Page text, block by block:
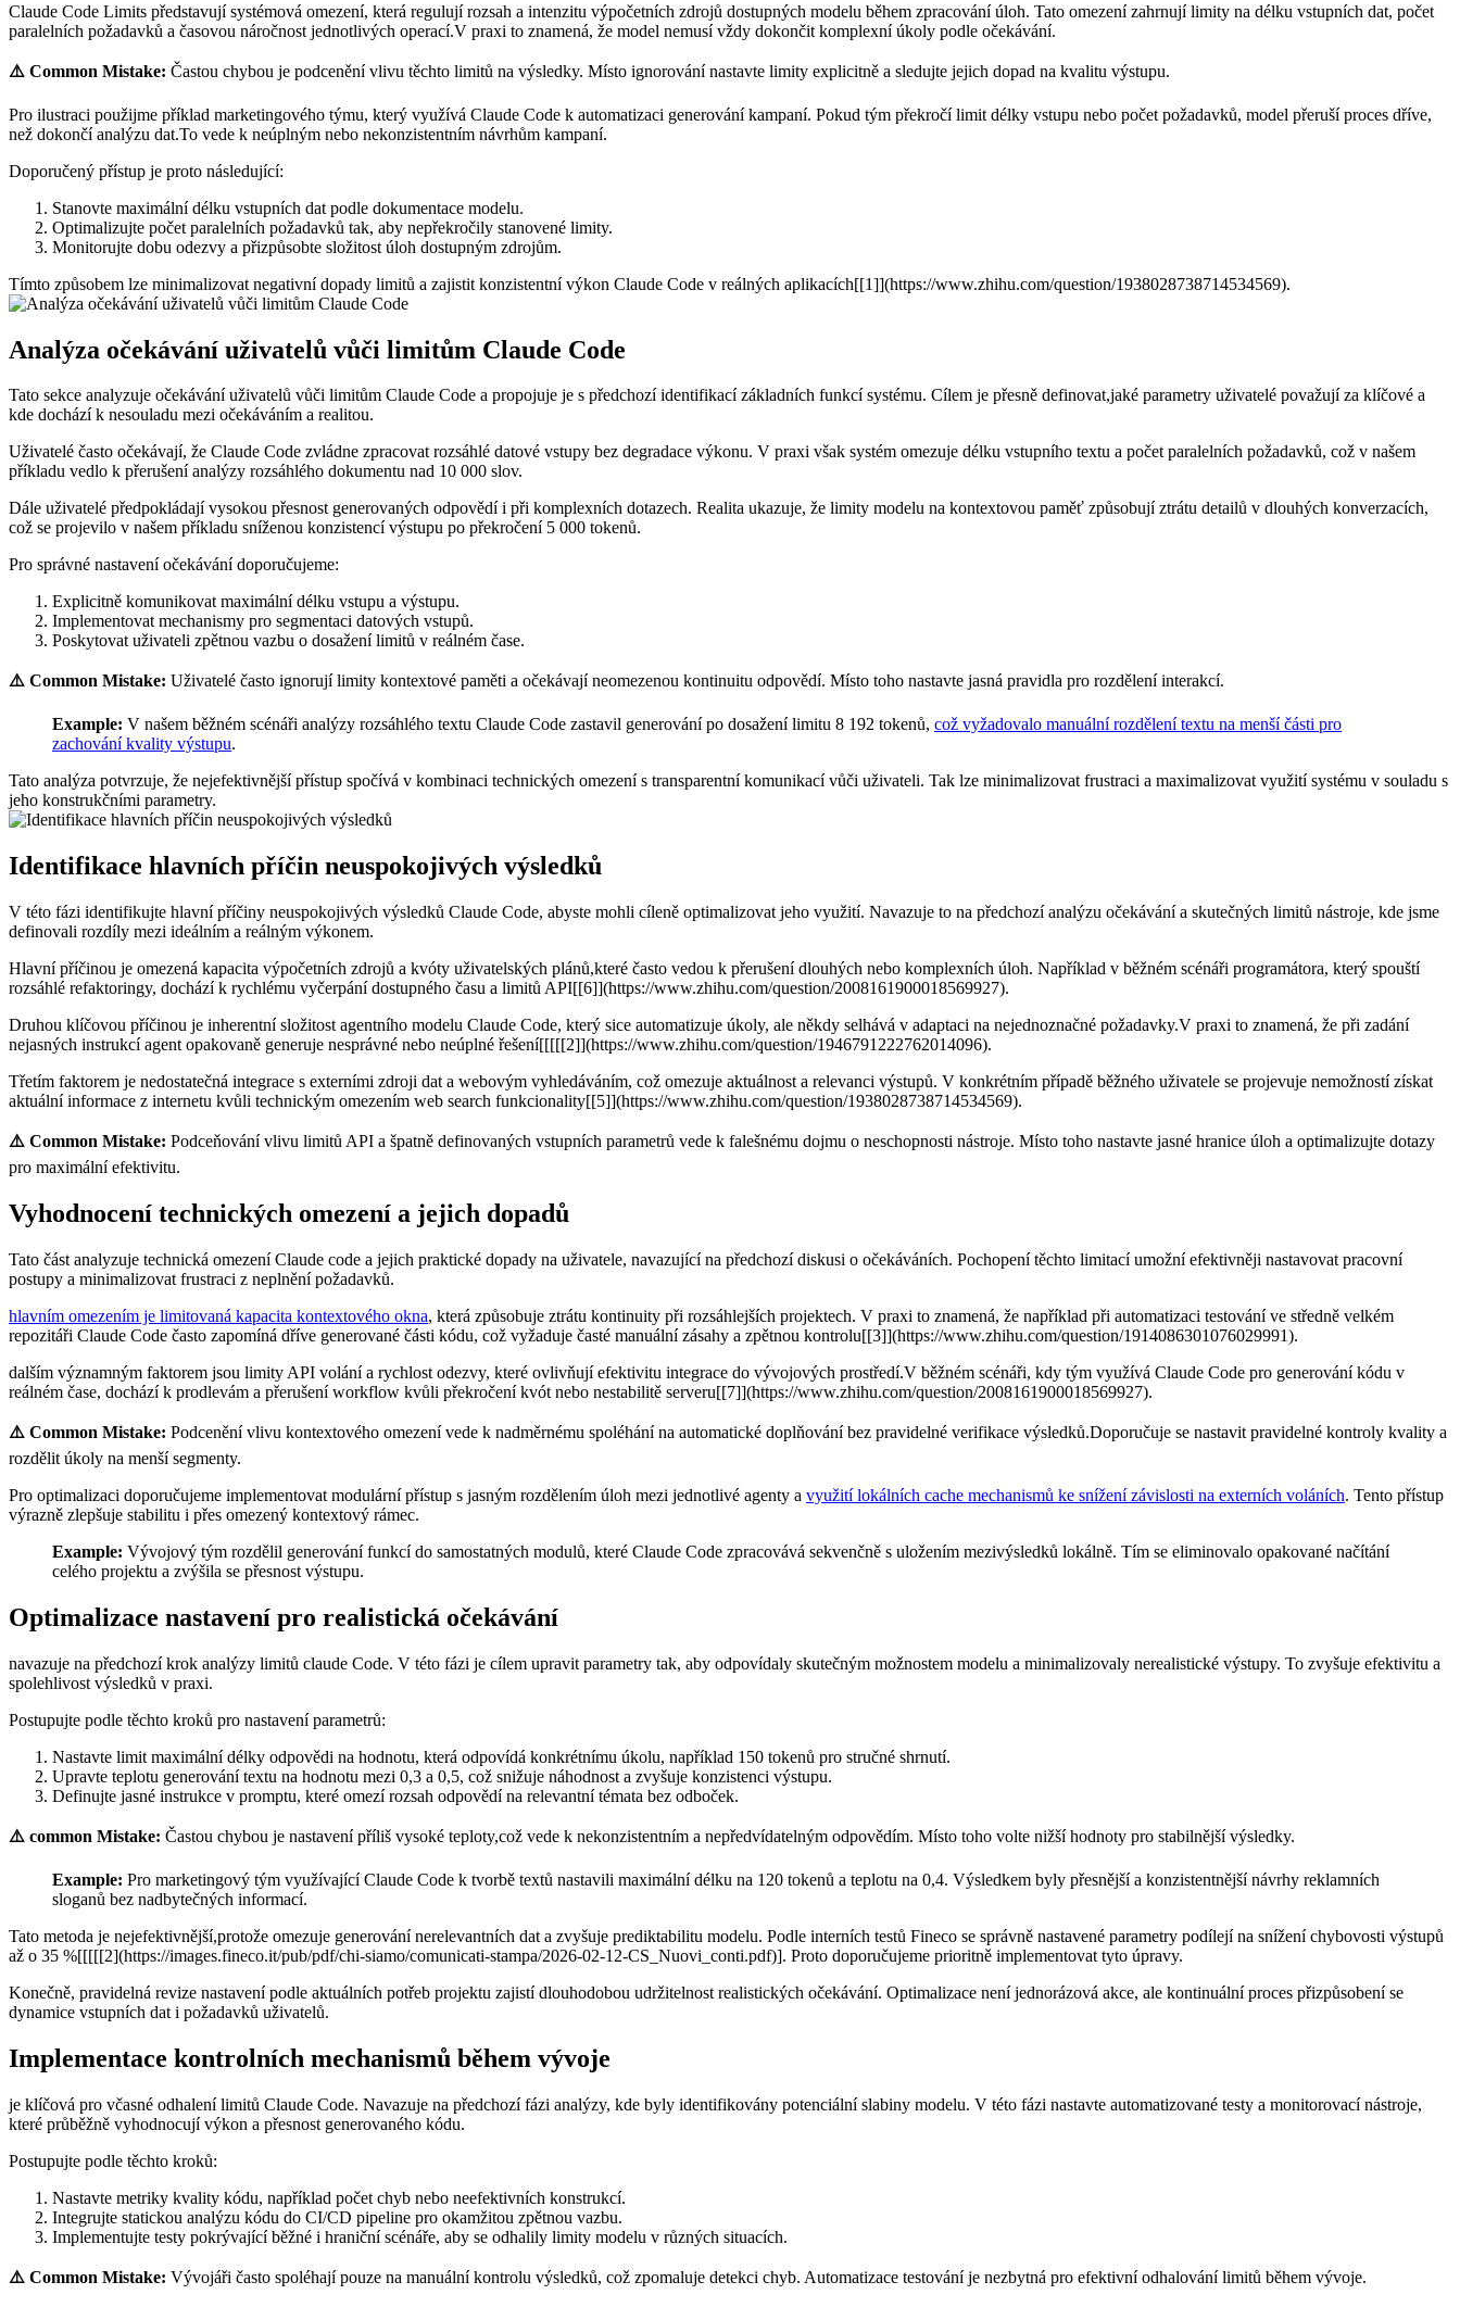
Claude Code Limits představují systémová omezení, která regulují rozsah a intenzitu výpočetních zdrojů dostupných modelu během zpracování úloh. Tato omezení zahrnují limity na délku vstupních dat, počet
paralelních⁢ požadavků a časovou náročnost jednotlivých operací.V praxi to znamená, že model nemusí vždy dokončit komplexní úkoly podle očekávání.
⚠️ Common Mistake: Častou chybou je podcenění vlivu těchto limitů na výsledky. Místo ignorování nastavte limity explicitně a sledujte jejich dopad na kvalitu výstupu.
Pro ilustraci použijme ⁢příklad marketingového týmu, který využívá Claude Code k automatizaci generování kampaní. Pokud tým překročí limit délky vstupu nebo počet požadavků, model přeruší proces dříve,
⁣než dokončí analýzu dat.To vede k neúplným nebo nekonzistentním návrhům kampaní.
Doporučený přístup je proto následující:
Stanovte maximální délku vstupních dat podle dokumentace modelu.
Optimalizujte počet paralelních požadavků tak, aby nepřekročily stanovené limity.
Monitorujte dobu odezvy a přizpůsobte složitost úloh dostupným zdrojům.
Tímto způsobem lze minimalizovat negativní dopady limitů a zajistit konzistentní výkon Claude Code v reálných aplikacích[[1]](https://www.zhihu.com/question/1938028738714534569).
Analýza očekávání uživatelů vůči limitům Claude⁣ Code
Tato sekce analyzuje očekávání uživatelů vůči limitům Claude Code a propojuje je s předchozí identifikací základních funkcí systému. Cílem je⁤ přesně definovat,jaké parametry uživatelé považují za klíčové a
kde dochází k nesouladu mezi očekáváním a realitou.
Uživatelé často očekávají, že Claude Code zvládne zpracovat rozsáhlé datové vstupy bez degradace výkonu. V praxi však systém omezuje délku vstupního textu a počet⁤ paralelních požadavků, což v našem
příkladu vedlo k přerušení analýzy rozsáhlého dokumentu nad 10 000 slov.
Dále ⁤uživatelé ⁣předpokládají vysokou přesnost generovaných odpovědí i při ⁤komplexních dotazech. Realita ukazuje, že limity modelu na kontextovou paměť způsobují ztrátu detailů v dlouhých konverzacích,
což se projevilo v našem příkladu sníženou konzistencí výstupu po překročení 5 000 tokenů.
Pro správné nastavení očekávání ⁣doporučujeme:
Explicitně komunikovat maximální délku vstupu a výstupu.
Implementovat mechanismy pro segmentaci datových vstupů.
Poskytovat uživateli⁤ zpětnou vazbu o dosažení limitů v reálném čase.
⚠️ Common Mistake: Uživatelé často ignorují limity kontextové paměti a očekávají neomezenou kontinuitu odpovědí. Místo toho nastavte jasná pravidla pro rozdělení interakcí.
Example: V našem běžném scénáři analýzy rozsáhlého textu Claude Code zastavil generování po⁤ dosažení limitu 8 192 tokenů, což vyžadovalo manuální rozdělení textu na menší části pro
zachování kvality výstupu.
Tato analýza potvrzuje, že nejefektivnější přístup spočívá⁤ v kombinaci technických omezení s transparentní komunikací vůči uživateli. Tak lze minimalizovat frustraci a maximalizovat využití systému v souladu s
jeho konstrukčními parametry.
Identifikace hlavních příčin neuspokojivých výsledků
V této⁢ fázi identifikujte hlavní příčiny neuspokojivých výsledků Claude Code, abyste mohli cíleně optimalizovat jeho využití. Navazuje to na předchozí analýzu ⁣očekávání a skutečných limitů nástroje, kde jsme
definovali rozdíly mezi ideálním a reálným výkonem.
Hlavní příčinou je omezená kapacita výpočetních zdrojů a kvóty uživatelských plánů,které často vedou k přerušení dlouhých nebo komplexních⁢ úloh. Například v běžném scénáři programátora, který spouští
rozsáhlé refaktoringy, dochází k rychlému vyčerpání dostupného času ⁣a limitů API[[6]](https://www.zhihu.com/question/2008161900018569927).
Druhou klíčovou příčinou je inherentní složitost agentního modelu Claude Code, který ⁣sice automatizuje úkoly, ale někdy selhává v adaptaci na nejednoznačné požadavky.V praxi to znamená, že při zadání
nejasných instrukcí agent opakovaně generuje nesprávné nebo neúplné řešení[[[[[2]](https://www.zhihu.com/question/1946791222762014096).
Třetím faktorem je nedostatečná integrace s externími zdroji dat a webovým ⁤vyhledáváním, což omezuje aktuálnost a relevanci výstupů. V konkrétním případě běžného uživatele se projevuje nemožností získat
aktuální informace z internetu kvůli⁢ technickým omezením web⁤ search funkcionality[[5]](https://www.zhihu.com/question/1938028738714534569).
⚠️ Common Mistake: Podceňování vlivu limitů API a špatně definovaných ⁢vstupních parametrů vede k falešnému dojmu o neschopnosti nástroje. Místo toho nastavte jasné hranice úloh a optimalizujte dotazy
pro maximální efektivitu.
Vyhodnocení technických omezení a jejich dopadů
Tato část analyzuje technická omezení Claude code a jejich praktické dopady na uživatele, navazující na předchozí diskusi o očekáváních. Pochopení těchto limitací umožní efektivněji nastavovat pracovní
postupy a minimalizovat frustraci z neplnění požadavků.
hlavním omezením je limitovaná kapacita kontextového okna, která způsobuje ztrátu kontinuity při rozsáhlejších projektech. V praxi to znamená, že například při automatizaci testování ve středně velkém
repozitáři Claude Code často zapomíná dříve generované části kódu, což ⁤vyžaduje časté manuální zásahy a zpětnou kontrolu[[3]](https://www.zhihu.com/question/1914086301076029991).
dalším významným faktorem jsou limity API volání a rychlost odezvy, které ovlivňují efektivitu integrace ⁢do vývojových prostředí.V běžném scénáři, kdy tým využívá Claude Code pro generování kódu v
reálném čase, dochází k prodlevám a přerušení workflow kvůli překročení kvót nebo nestabilitě serveru[[7]](https://www.zhihu.com/question/2008161900018569927).
⚠️ Common Mistake: Podcenění vlivu kontextového omezení vede k nadměrnému spoléhání na automatické doplňování bez pravidelné verifikace výsledků.Doporučuje se nastavit ⁤pravidelné kontroly kvality⁣ a
rozdělit úkoly na menší segmenty.
Pro optimalizaci doporučujeme implementovat modulární přístup s jasným rozdělením úloh mezi jednotlivé agenty a využití lokálních cache mechanismů ke snížení závislosti na externích voláních. Tento přístup
výrazně zlepšuje stabilitu i přes omezený kontextový rámec.
Example: Vývojový tým rozdělil generování funkcí do samostatných modulů, které Claude Code zpracovává sekvenčně ⁢s uložením ⁣mezivýsledků lokálně. Tím se eliminovalo⁢ opakované načítání
celého projektu a zvýšila se přesnost výstupu.
Optimalizace nastavení pro realistická očekávání
navazuje na předchozí krok analýzy limitů claude Code. V této fázi je cílem upravit parametry ⁣tak, aby odpovídaly skutečným možnostem modelu a minimalizovaly nerealistické výstupy. ⁣To zvyšuje efektivitu a
spolehlivost výsledků v praxi.
Postupujte podle těchto kroků pro nastavení parametrů:
Nastavte limit maximální délky odpovědi na hodnotu,⁢ která odpovídá konkrétnímu úkolu, například ⁤150 tokenů pro stručné shrnutí.
Upravte teplotu generování textu na hodnotu mezi 0,3 a 0,5, což snižuje náhodnost a zvyšuje ⁤konzistenci výstupu.
Definujte ⁤jasné instrukce v promptu, které omezí rozsah odpovědí na relevantní témata bez odboček.
⚠️ common Mistake: Častou chybou je nastavení příliš vysoké teploty,což vede k nekonzistentním a nepředvídatelným odpovědím. ⁢Místo toho volte nižší hodnoty pro stabilnější⁢ výsledky.
Example: Pro marketingový tým využívající Claude Code k tvorbě textů nastavili maximální délku na 120 tokenů a teplotu na 0,4. Výsledkem byly přesnější a konzistentnější návrhy ⁣reklamních
sloganů bez nadbytečných informací.
Tato metoda je nejefektivnější,protože omezuje generování nerelevantních dat a zvyšuje prediktabilitu modelu. Podle interních testů Fineco se správně nastavené parametry podílejí na snížení chybovosti výstupů
až o 35 %[[[[[2](https://images.fineco.it/pub/pdf/chi-siamo/comunicati-stampa/2026-02-12-CS_Nuovi_conti.pdf)]. Proto doporučujeme⁣ prioritně implementovat tyto úpravy.
Konečně, pravidelná revize nastavení podle aktuálních potřeb projektu zajistí ⁣dlouhodobou ⁢udržitelnost realistických očekávání. Optimalizace není jednorázová akce, ale kontinuální proces přizpůsobení se
dynamice vstupních dat i požadavků uživatelů.
Implementace kontrolních mechanismů během vývoje
je ⁤klíčová pro včasné odhalení limitů Claude Code. Navazuje na předchozí fázi analýzy, kde byly identifikovány potenciální slabiny modelu. V této ⁤fázi nastavte automatizované testy a monitorovací nástroje,
které průběžně vyhodnocují výkon a přesnost generovaného kódu.
Postupujte podle těchto kroků:
Nastavte metriky kvality kódu, například počet chyb nebo neefektivních konstrukcí.
Integrujte statickou analýzu kódu do CI/CD pipeline pro okamžitou zpětnou vazbu.
Implementujte testy pokrývající běžné i hraniční scénáře, aby se odhalily limity modelu v různých situacích.
⚠️ Common Mistake: Vývojáři často spoléhají pouze na manuální kontrolu⁢ výsledků, což zpomaluje detekci chyb. Automatizace testování je nezbytná pro efektivní odhalování limitů během vývoje.